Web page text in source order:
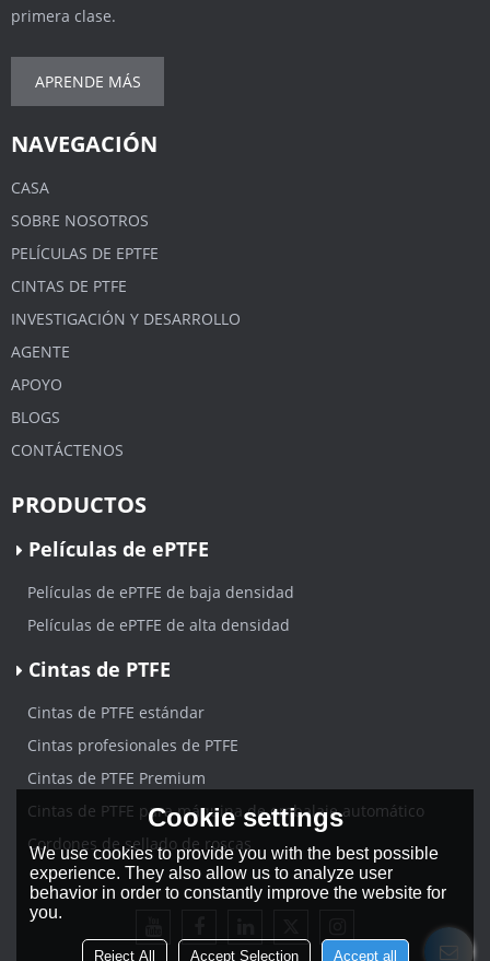
primera clase.
APRENDE MÁS
NAVEGACIÓN
CASA
SOBRE NOSOTROS
PELÍCULAS DE EPTFE
CINTAS DE PTFE
INVESTIGACIÓN Y DESARROLLO
AGENTE
APOYO
BLOGS
CONTÁCTENOS
PRODUCTOS
Películas de ePTFE
Películas de ePTFE de baja densidad
Películas de ePTFE de alta densidad
Cintas de PTFE
Cintas de PTFE estándar
Cintas profesionales de PTFE
Cintas de PTFE Premium
Cintas de PTFE para máquina de embalaje automático
Cordones de sellado de roscas
Cookie settings
We use cookies to provide you with the best possible
experience. They also allow us to analyze user
behavior in order to constantly improve the website for
you.
Reject All Accept Selection Accept all